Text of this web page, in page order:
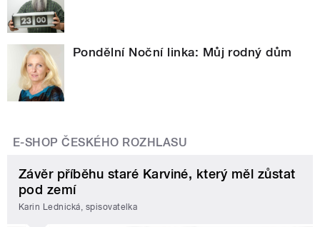
Pondělní Noční linka: Můj rodný dům
E-SHOP ČESKÉHO ROZHLASU
Závěr příběhu staré Karviné, který měl zůstat
pod zemí
Karin Lednická, spisovatelka